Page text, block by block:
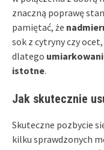
znaczną poprawę
pamiętać, że
sok z cytryny czy
dlatego
istotne.
Jak skutecznie
Skuteczne pozbycie
kilku sprawdzonych